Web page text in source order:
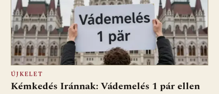
ÚJKELET
Kémkedés Iránnak: Vádemelés 1 pár ellen